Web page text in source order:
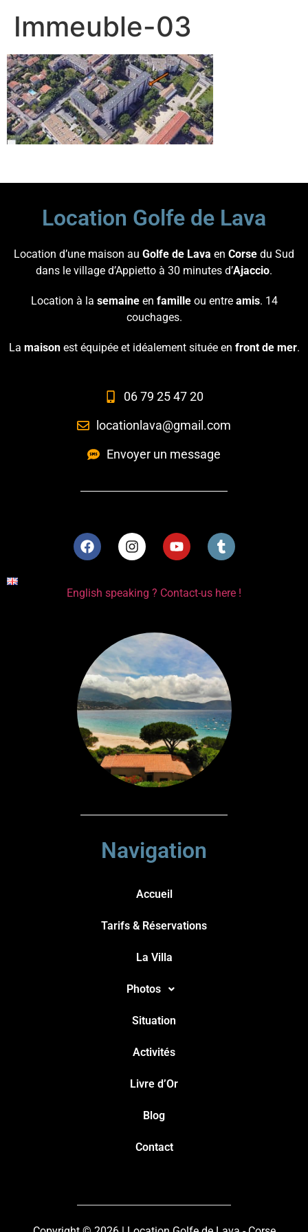
Immeuble-03
Location Golfe de Lava
Location d’une maison au Golfe de Lava en Corse du Sud
dans le village d’Appietto à 30 minutes d’Ajaccio.
Location à la semaineen familleou entre amis. 14
couchages.
La maisonest équipée et idéalement située en front de mer.
06 79 25 47 20
locationlava@gmail.com
Envoyer un message
English speaking ? Contact-us here !
Navigation
Accueil
Tarifs & Réservations
La Villa
Photos
Situation
Activités
Livre d’Or
Blog
Contact